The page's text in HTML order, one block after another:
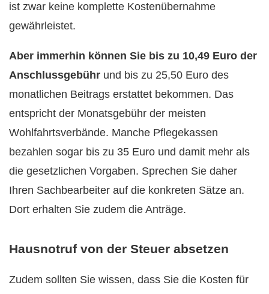
ist zwar keine komplette Kostenübernahme
gewährleistet.
Aber immerhin können Sie bis zu 10,49 Euro der
Anschlussgebühr und bis zu 25,50 Euro des
monatlichen Beitrags erstattet bekommen. Das
entspricht der Monatsgebühr der meisten
Wohlfahrtsverbände. Manche Pflegekassen
bezahlen sogar bis zu 35 Euro und damit mehr als
die gesetzlichen Vorgaben. Sprechen Sie daher
Ihren Sachbearbeiter auf die konkreten Sätze an.
Dort erhalten Sie zudem die Anträge.
Hausnotruf von der Steuer absetzen
Zudem sollten Sie wissen, dass Sie die Kosten für